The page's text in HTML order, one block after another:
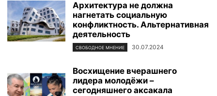
Архитектура не должна
нагнетать социальную
конфликтность. Альтернативная
деятельность
СВОБОДНОЕ МНЕНИЕ 30.07.2024
Восхищение вчерашнего
лидера молодёжи –
сегодняшнего аксакала